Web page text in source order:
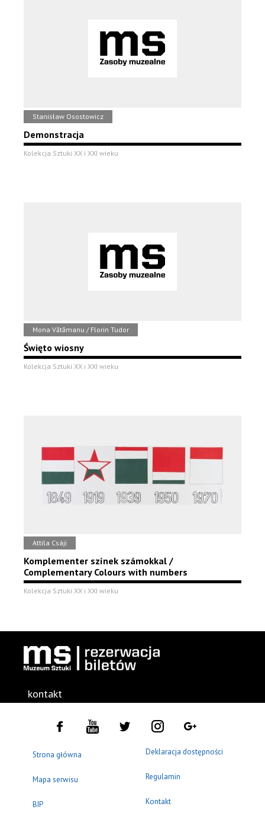
Stanisław Osostowicz
Demonstracja
Kolekcja Sztuki XX i XXI wieku
Mona Vătămanu / Florin Tudor
Święto wiosny
Kolekcja Sztuki XX i XXI wieku
Attila Csáji
Komplementer színek számokkal /
Complementary Colours with numbers
Kolekcja Sztuki XX i XXI wieku
kontakt
Strona główna
Mapa serwisu
BIP
Deklaracja dostępności
Regulamin
Kontakt